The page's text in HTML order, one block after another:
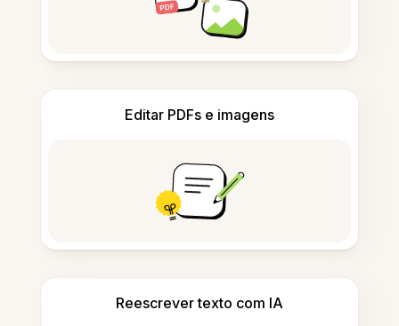
Editar PDFs e imagens
Reescrever texto com IA